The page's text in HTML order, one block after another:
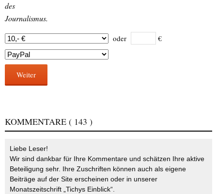
des
Journalismus.
oder €
Weiter
KOMMENTARE ( 143 )
Liebe Leser!
Wir sind dankbar für Ihre Kommentare und schätzen Ihre aktive
Beteiligung sehr. Ihre Zuschriften können auch als eigene
Beiträge auf der Site erscheinen oder in unserer
Monatszeitschrift „Tichys Einblick“.